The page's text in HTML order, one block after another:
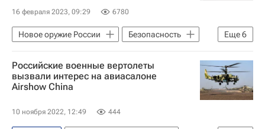
Вертолеты России
Ми-8 АМТШ
Ми-171
Ми-8АМТШ-ВА
16 февраля 2023, 09:29 6780
Еще6
Новое оружие России
Безопасность
Ближний Восток
Ростех
Высокоточные комплексы
Т-90МС
ТОС-1А "Солнцепек"
Российские военные вертолеты
вызвали интерес на авиасалоне
Airshow China
10 ноября 2022, 12:49 444